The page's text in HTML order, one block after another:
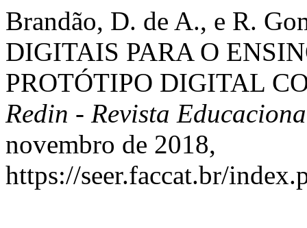
Brandão, D. de A., e R.
DIGITAIS PARA O
PROTÓTIPO DIGITAL
Redin - Revista
novembro de 2018,
https://seer.faccat.br/